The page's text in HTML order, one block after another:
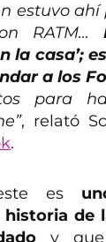
estuvo ahí
RATM…
la casa’;
a los
para
, relató
.
es
de
y que